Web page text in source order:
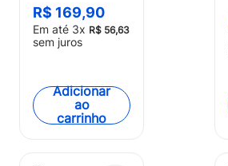
- PH431
R$ 169,90
Em até 3x R$ 56,63
sem juros
Adicionar
ao
carrinho